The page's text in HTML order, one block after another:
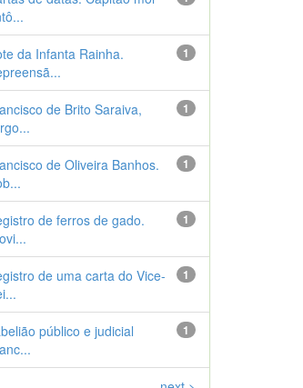
1
da Infanta Rainha.
1
de Brito Saraiva,
1
de Oliveira Banhos.
1
de ferros de gado.
1
de uma carta do Vice-
1
público e judicial